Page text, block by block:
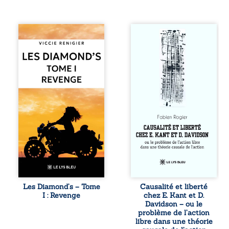
Revenge est à la
tête des
Diamond’s, un clan
de motards aussi
réputé et respecté
que redouté dans
tout le pays. Rien
ne la prédestinait
à cette vie, mais
les épreuves ont
forgé une femme
dure, inaccessible
et résolue à ne
jamais dévoiler
ses faiblesses,
jusqu’à ce que le
croise sa route.
Chef d’une famille
de Nomads, Juan
Les Diamond’s – Tome
I : Revenge
Sommes-nous
vraiment libres si
chacun de nos
actes s’inscrit
dans une chaîne
de causes ? À
travers une
confrontation
entre les pensées
d’Emmanuel Kant
et de Donald
Davidson, cet
essai explore les
liens entre libre
déterminisme
responsabilité. De
la volonté
kantienne au
monisme anomal
de Davidson, il
interroge la
Causalité et liberté
chez E. Kant et D.
Davidson – ou le
problème de l’action
libre dans une théorie